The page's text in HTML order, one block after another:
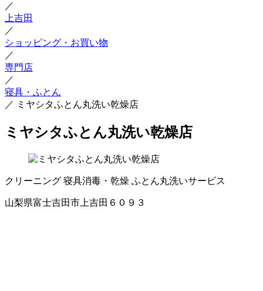
／
上吉田
／
ショッピング・お買い物
／
専門店
／
寝具・ふとん
／ ミヤシタふとん丸洗い乾燥店
ミヤシタふとん丸洗い乾燥店
クリーニング 寝具消毒・乾燥 ふとん丸洗いサービス
山梨県富士吉田市上吉田６０９３